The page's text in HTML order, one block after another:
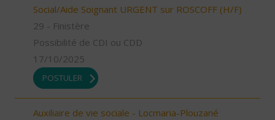
Social/Aide Soignant URGENT sur ROSCOFF (H/F)
29 - Finistère
Possibilité de CDI ou CDD
17/10/2025
POSTULER
Auxiliaire de vie sociale - Locmaria-Plouzané